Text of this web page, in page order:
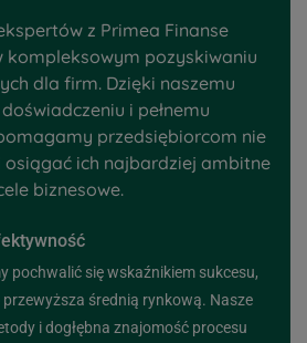
z Primea Finanse
kompleksowym pozyskiwaniu
dla firm. Dzięki naszemu
i pełnemu
przedsiębiorcom nie
ich najbardziej ambitne
biznesowe.
pochwalić się wskaźnikiem sukcesu,
średnią rynkową. Nasze
i dogłębna znajomość procesu